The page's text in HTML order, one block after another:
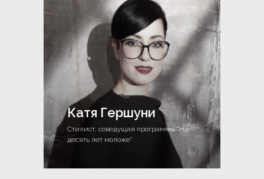
Катя Гершуни
Стилист, соведущая программы "На
десять лет моложе"